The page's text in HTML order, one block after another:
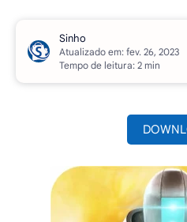
Atualizado em:
Tempo de leitura: 2 min